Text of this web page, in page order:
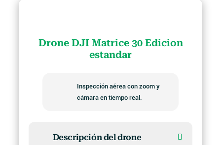
Drone DJI Matrice 30 Edicion
estandar
Inspección aérea con zoom y
cámara en tiempo real.
Descripción del drone